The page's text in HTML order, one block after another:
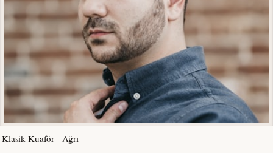
Klasik Kuaför - Ağrı